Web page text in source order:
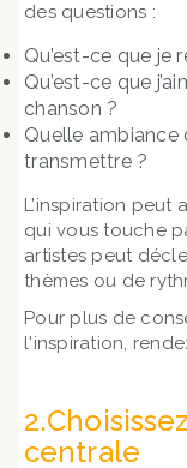
des questions :
Qu’est-ce que je
Qu’est-ce que
chanson ?
Quelle ambiance
transmettre ?
L’inspiration peut
qui vous touche
artistes peut
thèmes ou de
Pour plus de
l'inspiration,
centrale